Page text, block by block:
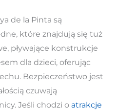
de la Pinta są
które znajdują się tuż
pływające konstrukcje
dla dzieci, oferując
Bezpieczeństwo jest
czuwają
Jeśli chodzi o atrakcje